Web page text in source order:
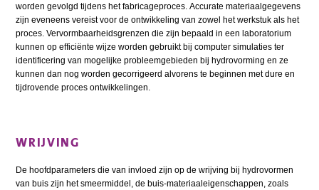
worden gevolgd tijdens het fabricageproces. Accurate materiaalgegevens
zijn eveneens vereist voor de ontwikkeling van zowel het werkstuk als het
proces. Vervormbaarheidsgrenzen die zijn bepaald in een laboratorium
kunnen op efficiënte wijze worden gebruikt bij computer simulaties ter
identificering van mogelijke probleemgebieden bij hydrovorming en ze
kunnen dan nog worden gecorrigeerd alvorens te beginnen met dure en
tijdrovende proces ontwikkelingen.
WRIJVING
De hoofdparameters die van invloed zijn op de wrijving bij hydrovormen
van buis zijn het smeermiddel, de buis-materiaaleigenschappen, zoals